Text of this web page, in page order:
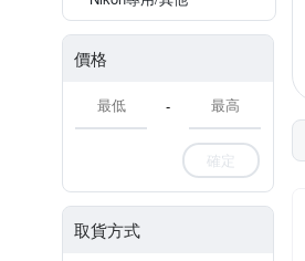
價格
-
確定
取貨方式